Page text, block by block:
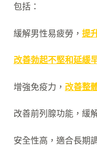
包括：
緩解男性易疲勞， 提
改善勃起不堅和延緩
增強免疫力， 改善整
改善前列腺功能，緩
安全性高，適合長期